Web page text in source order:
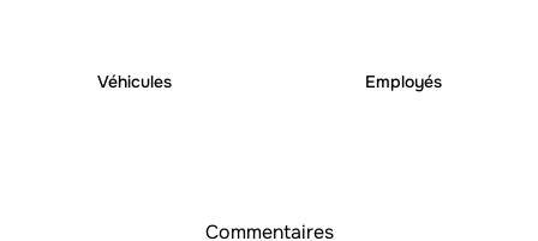
Véhicules Employés
Commentaires